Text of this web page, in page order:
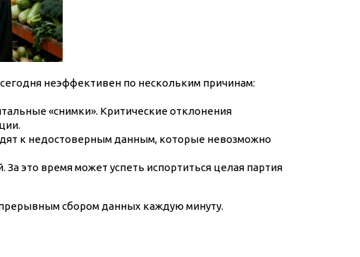
неэффективен по нескольким причинам:
«снимки». Критические отклонения
к недостоверным данным, которые невозможно
это время может успеть испортиться целая партия
сбором данных каждую минуту.